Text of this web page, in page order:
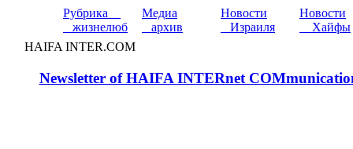
Рубрика
жизнелюб
Медиа
архив
Новости
Израиля
Новости
Хайфы
HAIFA INTER.COM
Newsletter of HAIFA INTERnet